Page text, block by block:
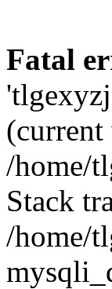
Fatal
/home/
Stack
/home/